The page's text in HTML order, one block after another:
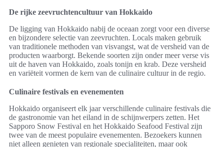
De rijke zeevruchtencultuur van Hokkaido
De ligging van Hokkaido nabij de oceaan zorgt voor een diverse
en bijzondere selectie van zeevruchten. Locals maken gebruik
van traditionele methoden van visvangst, wat de versheid van de
producten waarborgt. Bekende soorten zijn onder meer verse vis
uit de haven van Hokkaido, zoals tonijn en krab. Deze versheid
en variëteit vormen de kern van de culinaire cultuur in de regio.
Culinaire festivals en evenementen
Hokkaido organiseert elk jaar verschillende culinaire festivals die
de gastronomie van het eiland in de schijnwerpers zetten. Het
Sapporo Snow Festival en het Hokkaido Seafood Festival zijn
twee van de meest populaire evenementen. Bezoekers kunnen
niet alleen genieten van regionale specialiteiten, maar ook